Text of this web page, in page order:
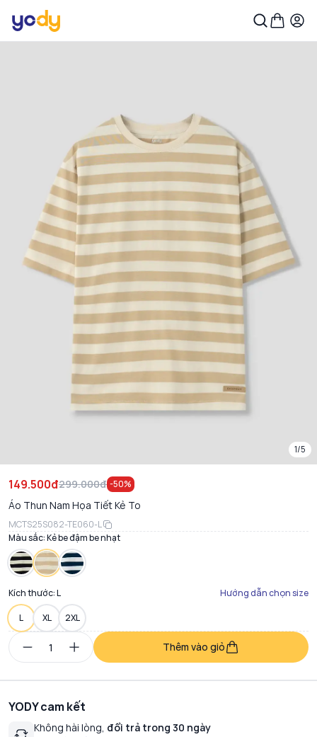
1/5
149.500đ299.000đ -50%
Áo Thun Nam Họa Tiết Kẻ To
MCTS25S082-TE060-L
Màu sắc:Kẻ be đậm be nhạt
Kích thước:L Hướng dẫn chọn size
L XL 2XL
Thêm vào giỏ
YODY cam kết
Không hài lòng, đổi trả trong 30 ngày